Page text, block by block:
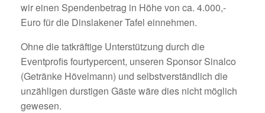
wir einen Spendenbetrag in Höhe von ca. 4.000,-
Euro für die Dinslakener Tafel einnehmen.
Ohne die tatkräftige Unterstützung durch die
Eventprofis fourtypercent, unseren Sponsor Sinalco
(Getränke Hövelmann) und selbstverständlich die
unzähligen durstigen Gäste wäre dies nicht möglich
gewesen.